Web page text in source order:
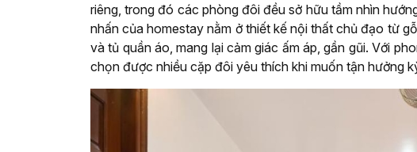
riêng, trong đó các phòng đôi đều sở hữu tầm nhìn
nhấn của homestay nằm ở thiết kế nội thất chủ đạo từ
và tủ quần áo, mang lại cảm giác ấm áp, gần gũi. Với
chọn được nhiều cặp đôi yêu thích khi muốn tận hưởng